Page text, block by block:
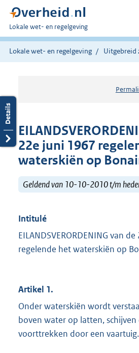
U
bent
hier:
Lokale wet- en regelgeving
Lokale wet- en regelgeving Uitgebreid
22e juni 1967
waterskiën op
Geldend van 10-10-2010 t/m
Intitulé
EILANDSVERORDENING van
regelende het waterskiën op
Artikel 1.
Onder waterskiën wordt
boven water op latten,
voorttrekken door een vaartuig.